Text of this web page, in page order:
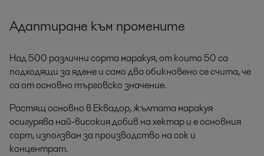
Адаптиране към промените
Над 500 различни сорта маракуя, от които 50 са
подходящи за ядене и само два обикновено се счита, че
са от основно търговско значение.
Растящ основно в Еквадор, жълтата маракуя
осигурява най-високия добив на хектар и е основния
сорт, използван за производство на сок и
концентрат.